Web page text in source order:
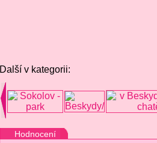
Další v kategorii:
Hodnocení